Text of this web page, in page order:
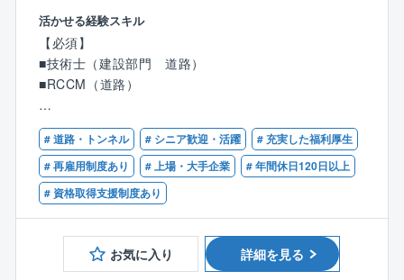
自己研鑽については自身が望めば多くの機会を利用し
て自己を成長させることができます。
専門分野への論文投稿をしたり、業務に関連する学会
に出席したり、講演会・セミナーに出て知見を深めた
りしています。
人員構成：社員数（全社）1051名（技術系8割 ／事務
系2割）
【具体的には】
〇道路・交通施設等に関する調査・計画・設計、道路
交通計画など
〇上記に付帯する業務全般
※マネジメント業務も携わっていただく可能性がござい
ます。
【魅力ポイント】
■建設コンサルタント売上ランキング8位（日経コンス
トラクション 建設コンサルタント決算ランキング202
4年より）
■テレワーク制度：あり。週2日を上限に利用可能。
※部署によって異なります。
活かせる経験スキル
【必須】
■技術士（建設部門 道路）
■RCCM（道路）
【歓迎】
■道路設計（予備・詳細）経験5年以上
■計画段階評価など国土交通省業務の経験
# 道路・トンネル # シニア歓迎・活躍
# 充実した福利厚生
# 再雇用制度あり
# 上場・大手企業
# 年間休日120日以上
# 資格取得支援制度あり
お気に入り 詳細を見る